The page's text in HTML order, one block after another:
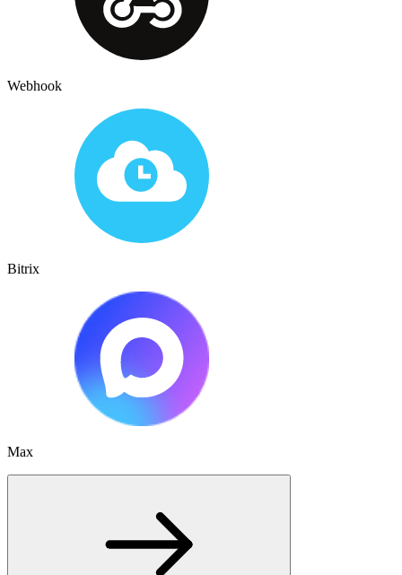
Webhook
Bitrix
Max